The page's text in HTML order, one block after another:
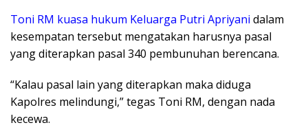
Toni RM kuasa hukum Keluarga Putri Apriyani dalam
kesempatan tersebut mengatakan harusnya pasal
yang diterapkan pasal 340 pembunuhan berencana.
“Kalau pasal lain yang diterapkan maka diduga
Kapolres melindungi,” tegas Toni RM, dengan nada
kecewa.